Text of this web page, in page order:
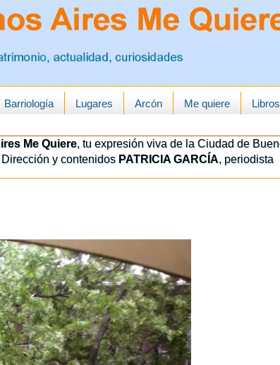
Barriología Lugares Arcón Me quiere Libros
Me Quiere, tu expresión viva de la Ciudad de
Dirección y contenidos PATRICIA GARCÍA, periodista